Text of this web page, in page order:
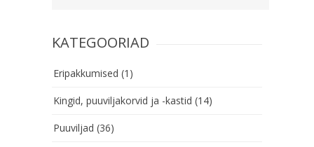
KATEGOORIAD
Eripakkumised (1)
Kingid, puuviljakorvid ja -kastid (14)
Puuviljad (36)